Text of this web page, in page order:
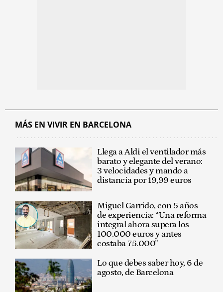
MÁS EN VIVIR EN BARCELONA
Llega a Aldi el ventilador más
barato y elegante del verano:
3 velocidades y mando a
distancia por 19,99 euros
Miguel Garrido, con 5 años
de experiencia: “Una reforma
integral ahora supera los
100.000 euros y antes
costaba 75.000"
Lo que debes saber hoy, 6 de
agosto, de Barcelona